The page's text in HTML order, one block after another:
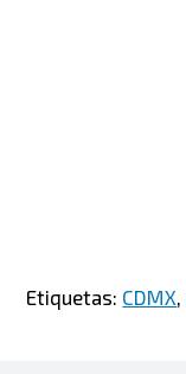
Etiquetas: CDMX